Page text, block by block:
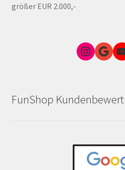
größer EUR 2.000,-
Google Link zum FunShop Wien
FunShop